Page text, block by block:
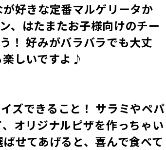
好きな定番マルゲリータか
、はたまたお子様向けのチー
！ 好みがバラバラでも大丈
しいですよ♪
ズできること！ サラミやペパ
オリジナルピザを作っちゃい
せてあげると、喜んで食べて